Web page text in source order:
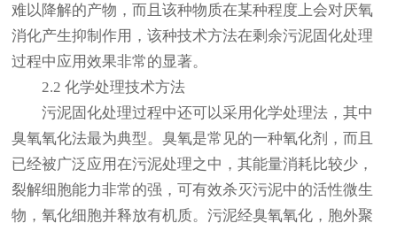
难以降解的产物，而且该种物质在某种程度上会对厌氧
消化产生抑制作用，该种技术方法在剩余污泥固化处理
过程中应用效果非常的显著。
2.2 化学处理技术方法
污泥固化处理过程中还可以采用化学处理法，其中
臭氧氧化法最为典型。臭氧是常见的一种氧化剂，而且
已经被广泛应用在污泥处理之中，其能量消耗比较少，
裂解细胞能力非常的强，可有效杀灭污泥中的活性微生
物，氧化细胞并释放有机质。污泥经臭氧氧化，胞外聚